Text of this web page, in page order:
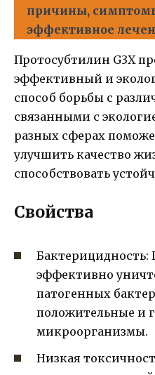
причины,
эффективное
Протосубтилин G3X
эффективный и
способ борьбы с
связанными с
разных сферах
улучшить качество
способствовать
Свойства
Бактерицидность:
эффективно
патогенных
положительные и
микроорганизмы.
Низкая